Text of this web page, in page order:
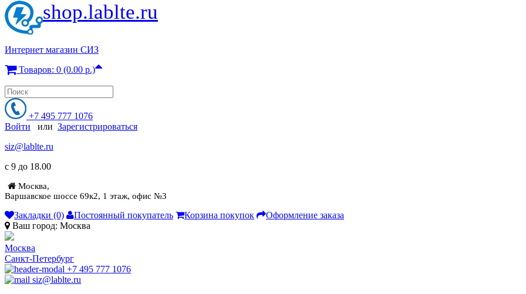
shop.lablte.ru
Интернет магазин СИЗ
Товаров: 0 (0.00 р.)
+7 495 777 1076
Войти или Зарегистрироваться
siz@lablte.ru
c 9 до 18.00
Москва,
Варшавское шоссе 69к2, 1 этаж, офис №3
Закладки (0) Постоянный покупатель Корзина покупок
Оформление заказа
Ваш город: Москва
Москва
Санкт-Петербург
+7 495 777 1076
siz@lablte.ru